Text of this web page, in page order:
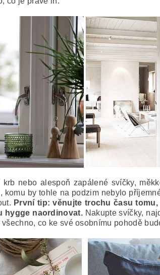
nebo alespoň zapálené svíčky,
komu by tohle na podzim nebylo
První tip: věnujte trochu času
hygge naordinovat. Nakupte svíčky,
co ke své osobnímu pohodě